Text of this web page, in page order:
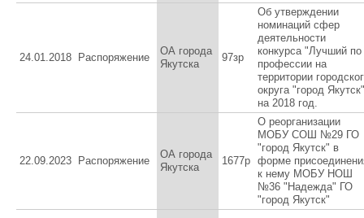
24.01.2018 Распоряжение
ОА города
Якутска
97зр
Об утверждении
номинаций сфер
деятельности
конкурса "Лучший по
профессии на
территории
округа "город Якутск"
на 2018 год.
22.09.2023 Распоряжение
ОА города
Якутска
1677р
О реорганизации
МОБУ СОШ №29 ГО
"город Якутск" в
форме
к нему МОБУ НОШ
№36 "Надежда" ГО
"город Якутск"